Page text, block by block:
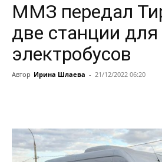
ММЗ передал
две станции
электробусов
Автор Ирина Шлаева - 21/12/2022 06:20